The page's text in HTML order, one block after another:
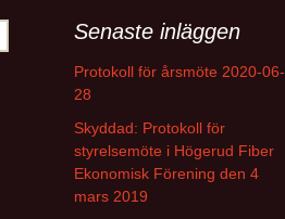
Senaste inläggen
Protokoll för årsmöte 2020-06-
28
Skyddad: Protokoll för
styrelsemöte i Högerud Fiber
Ekonomisk Förening den 4
mars 2019